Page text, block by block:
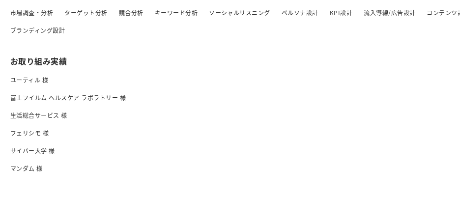
市場調査・分析 ターゲット分析 競合分析 キーワード分析 ソーシャルリスニング ペルソナ設計 KPI設計 流入導線/広告設計 コンテンツ
ブランディング設計
お取り組み実績
ユーティル 様
富士フイルム ヘルスケア ラボラトリー 様
生活総合サービス 様
フェリシモ 様
サイバー大学 様
マンダム 様